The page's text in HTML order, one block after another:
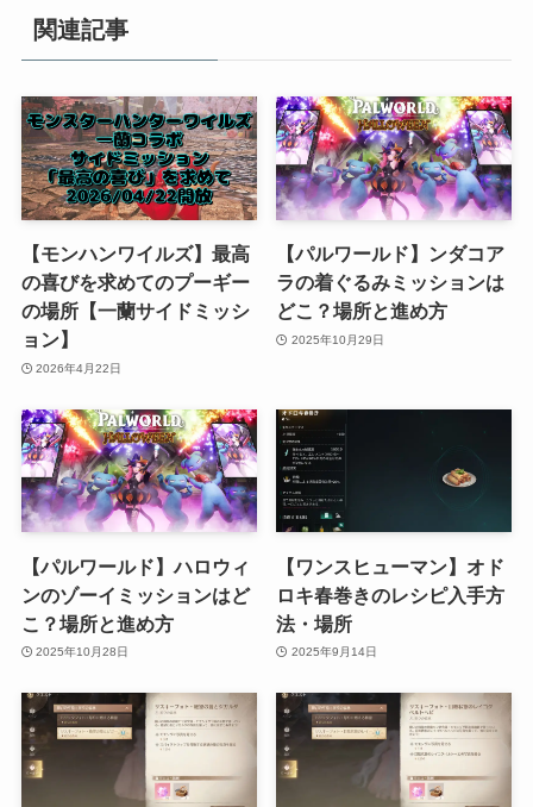
関連記事
【モンハンワイルズ】最高
の喜びを求めてのプーギー
の場所【一蘭サイドミッシ
ョン】
2026年4月22日
【パルワールド】ンダコア
ラの着ぐるみミッションは
どこ？場所と進め方
2025年10月29日
【パルワールド】ハロウィ
ンのゾーイミッションはど
こ？場所と進め方
2025年10月28日
【ワンスヒューマン】オド
ロキ春巻きのレシピ入手方
法・場所
2025年9月14日